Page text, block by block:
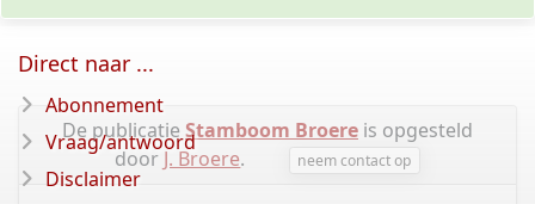
De publicatie Stamboom Broere is opgesteld
door J. Broere. neem contact op
Direct naar ...
Abonnement
Vraag/antwoord
Disclaimer